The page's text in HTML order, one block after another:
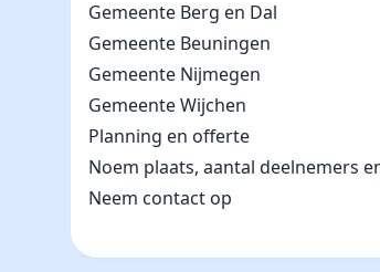
Gemeente Berg en Dal
Gemeente Beuningen
Gemeente Nijmegen
Gemeente Wijchen
Planning en offerte
Noem plaats, aantal deelnemers
Neem contact op